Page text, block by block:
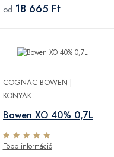
od 18 665 Ft
COGNAC BOWEN |
KONYAK
Bowen XO 40% 0,7L
Több információ